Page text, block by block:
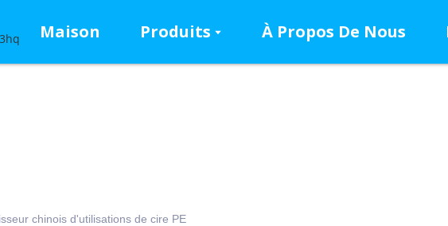
Maison Produits À Propos De Nous
chinois d'utilisations de cire PE